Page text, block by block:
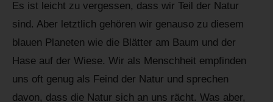
Es ist leicht zu vergessen, dass wir Teil der Natur
sind. Aber letztlich gehören wir genauso zu diesem
blauen Planeten wie die Blätter am Baum und der
Hase auf der Wiese. Wir als Menschheit empfinden
uns oft genug als Feind der Natur und sprechen
davon, dass die Natur sich an uns rächt. Was aber,